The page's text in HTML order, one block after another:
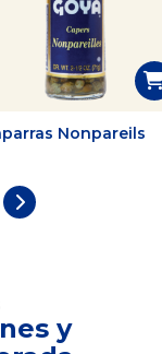
Nonpareils
y